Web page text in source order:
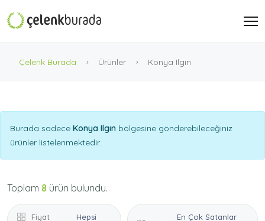
Çelenk Burada Ürünler Konya Ilgın
Burada sadece Konya Ilgın bölgesine gönderebileceğiniz
ürünler listelenmektedir.
Toplam 8 ürün bulundu.
Fiyat
Hepsi En Çok Satanlar